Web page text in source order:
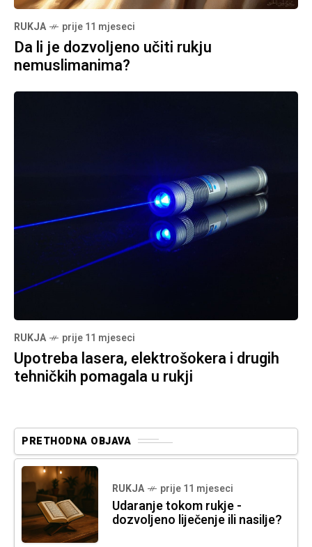
RUKJA prije 11 mjeseci
Da li je dozvoljeno učiti rukju
nemuslimanima?
RUKJA prije 11 mjeseci
Upotreba lasera, elektrošokera i drugih
tehničkih pomagala u rukji
PRETHODNA OBJAVA
RUKJA prije 11 mjeseci
Udaranje tokom rukje -
dozvoljeno liječenje ili nasilje?